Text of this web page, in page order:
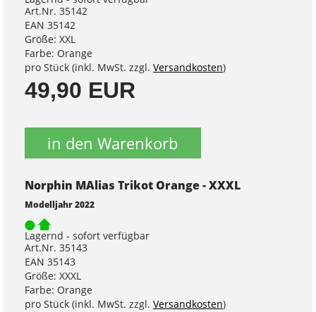
Art.Nr. 35142
EAN 35142
Größe: XXL
Farbe: Orange
pro Stück (inkl. MwSt. zzgl. Versandkosten)
49,90 EUR
in den Warenkorb
Norphin MAlias Trikot Orange - XXXL
Modelljahr 2022
Lagernd - sofort verfügbar
Art.Nr. 35143
EAN 35143
Größe: XXXL
Farbe: Orange
pro Stück (inkl. MwSt. zzgl. Versandkosten)